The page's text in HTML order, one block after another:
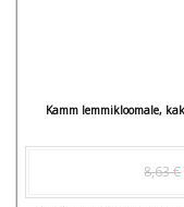
Kamm lemmikloomale,
8,63 €